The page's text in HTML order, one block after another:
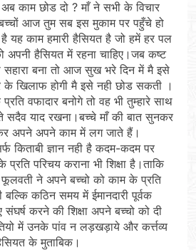
काम छोड दो ? माँ ने सभी के विचार
आज तुम सब इस मुकाम पर पहुँचे हो
यह काम हमारी हैसियत है जो हमें हर पल
अपनी हैसियत में रहना चाहिए।जब कष्ट
सहारा बना तो आज सुख भरे दिन में मै इसे
खिलाफ होगी मै इसे नही छोड सकती ।
वफादार बनोगे तो वह भी तुम्हारे साथ
सदैव याद रखना।बच्चे माँ की बात सुनकर
अपने अपने काम में लग जाते हैं।
किताबी ज्ञान नही है कदम-कदम पर
परिचय कराना भी शिक्षा है।ताकि
ने अपने बच्चो को काम के प्रति
बल्कि कठिन समय में ईमानदारी पूर्वक
करने की शिक्षा अपने बच्चो को दी
में उनके पांव न लड़खड़ाये और कर्त्तव्य
के मुताबिक।